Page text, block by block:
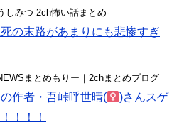
しみつ-2ch怖い話まとめ-
死の末路があまりにも悲惨すぎ
まとめもりー｜2chまとめブログ
作者・吾峠呼世晴(
)さんスゲ
！！！